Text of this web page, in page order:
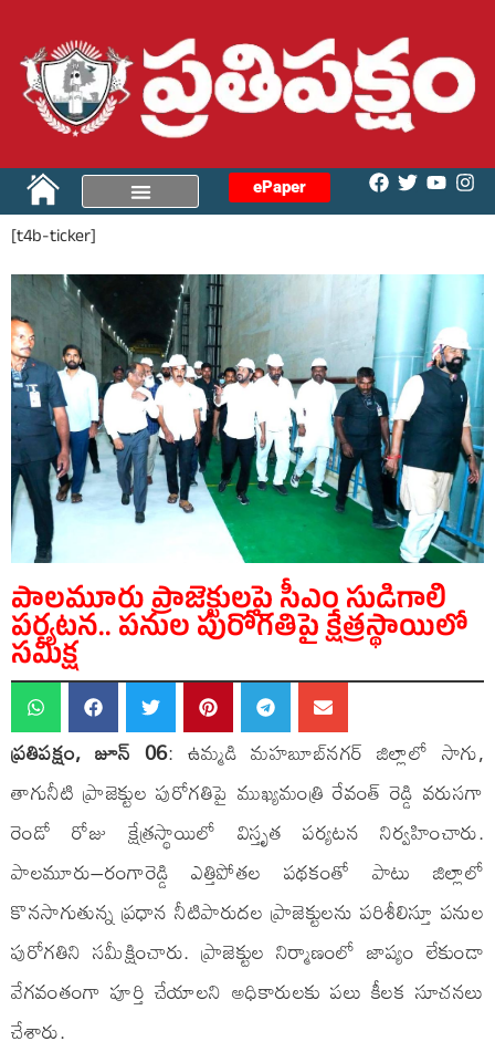
ePaper
[t4b-ticker]
పాలమూరు ప్రాజెక్టులపై సీఎం సుడిగాలి
పర్యటన.. పనుల పురోగతిపై క్షేత్రస్థాయిలో
సమీక్ష
ప్రతిపక్షం, జూన్ 06: ఉమ్మడి మహబూబ్‌నగర్ జిల్లాలో సాగు,
తాగునీటి ప్రాజెక్టుల పురోగతిపై ముఖ్యమంత్రి రేవంత్ రెడ్డి వరుసగా
రెండో రోజు క్షేత్రస్థాయిలో విస్తృత పర్యటన నిర్వహించారు.
పాలమూరు–రంగారెడ్డి ఎత్తిపోతల పథకంతో పాటు జిల్లాలో
కొనసాగుతున్న ప్రధాన నీటిపారుదల ప్రాజెక్టులను పరిశీలిస్తూ పనుల
పురోగతిని సమీక్షించారు. ప్రాజెక్టుల నిర్మాణంలో జాప్యం లేకుండా
వేగవంతంగా పూర్తి చేయాలని అధికారులకు పలు కీలక సూచనలు
చేశారు.